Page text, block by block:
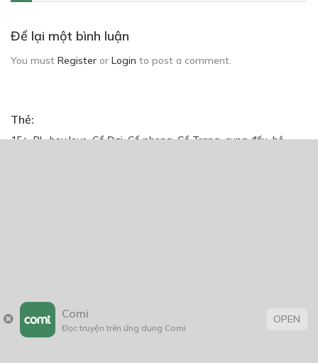
Để lại một bình luận
You must Register or Login to post a comment.
Thẻ:
15+,BL,boy love,Cổ Đại,Cổ phong,Cổ Trang,cung đấu,hệ
Trang chủ
Hỏi & Đáp
Liên hệ
Comi
Đọc truyện trên ứng dụng Comi
OPEN